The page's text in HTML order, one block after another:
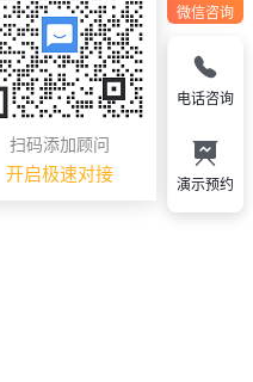
微信咨询
扫码添加顾问
开启极速对接
电话咨询
演示预约